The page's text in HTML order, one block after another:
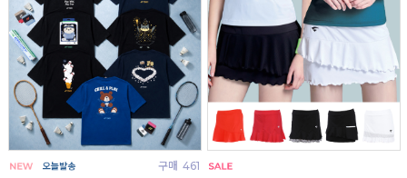
구매 461